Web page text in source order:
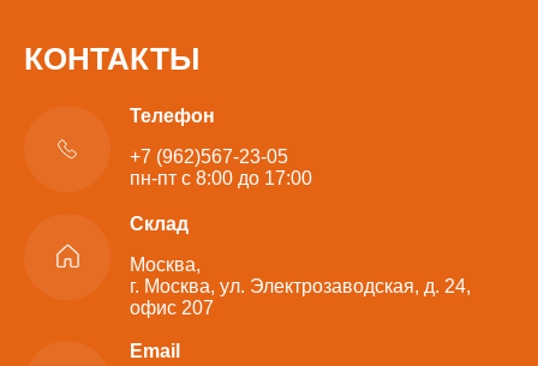
КОНТАКТЫ
Телефон
+7 (962)567-23-05
пн-пт с 8:00 до 17:00
Склад
Москва,
г. Москва, ул. Электрозаводская, д. 24,
офис 207
Email